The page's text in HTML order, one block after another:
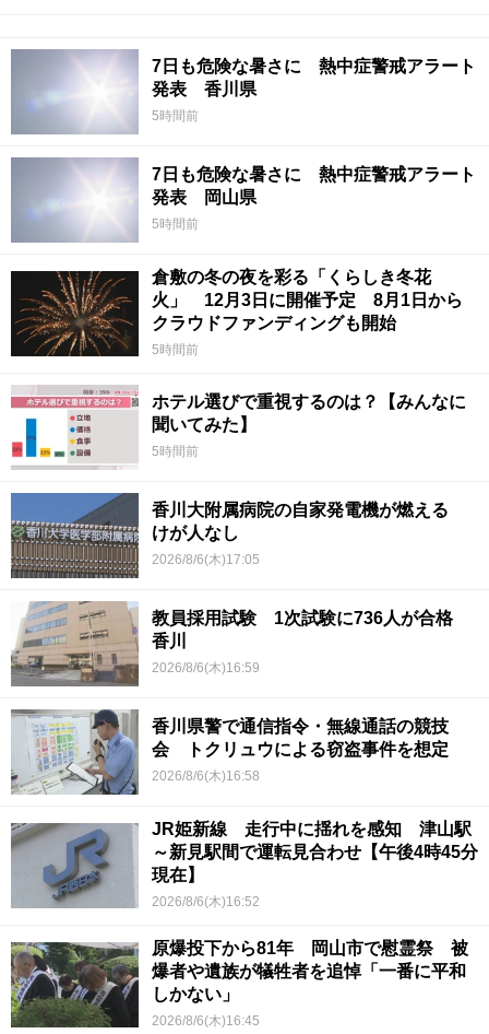
7日も危険な暑さに 熱中症警戒アラート
発表 香川県
5時間前
7日も危険な暑さに 熱中症警戒アラート
発表 岡山県
5時間前
倉敷の冬の夜を彩る「くらしき冬花
火」 12月3日に開催予定 8月1日から
クラウドファンディングも開始
5時間前
ホテル選びで重視するのは？【みんなに
聞いてみた】
5時間前
香川大附属病院の自家発電機が燃える
けが人なし
2026/8/6(木)17:05
教員採用試験 1次試験に736人が合格
香川
2026/8/6(木)16:59
香川県警で通信指令・無線通話の競技
会 トクリュウによる窃盗事件を想定
2026/8/6(木)16:58
JR姫新線 走行中に揺れを感知 津山駅
～新見駅間で運転見合わせ【午後4時45分
現在】
2026/8/6(木)16:52
原爆投下から81年 岡山市で慰霊祭 被
爆者や遺族が犠牲者を追悼「一番に平和
しかない」
2026/8/6(木)16:45